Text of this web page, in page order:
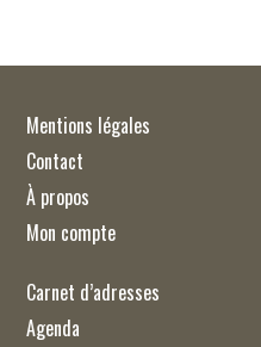
Mentions légales
Contact
À propos
Mon compte
Carnet d’adresses
Agenda